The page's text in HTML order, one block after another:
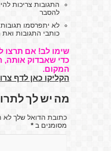
התגובות צריכות
להסבר
לא יתפרסמו
כותבי התגובות ואת
שימו לב! אם תרצו
כדי שאבדוק אותה,
המקום.
הקליקו כאן לדף
מה יש לך
כתובת הדואל שלך לא
מסומנים ב*